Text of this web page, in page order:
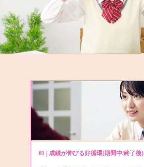
01 | 成績が伸びる好循環(期間中/終了後)